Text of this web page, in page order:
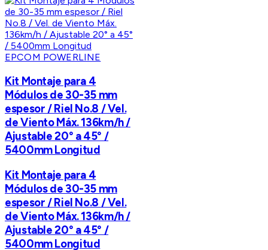
EPCOM POWERLINE
Kit Montaje para 4
Módulos de 30-35 mm
espesor / Riel No.8 / Vel.
de Viento Máx. 136km/h /
Ajustable 20° a 45° /
5400mm Longitud
Kit Montaje para 4
Módulos de 30-35 mm
espesor / Riel No.8 / Vel.
de Viento Máx. 136km/h /
Ajustable 20° a 45° /
5400mm Longitud